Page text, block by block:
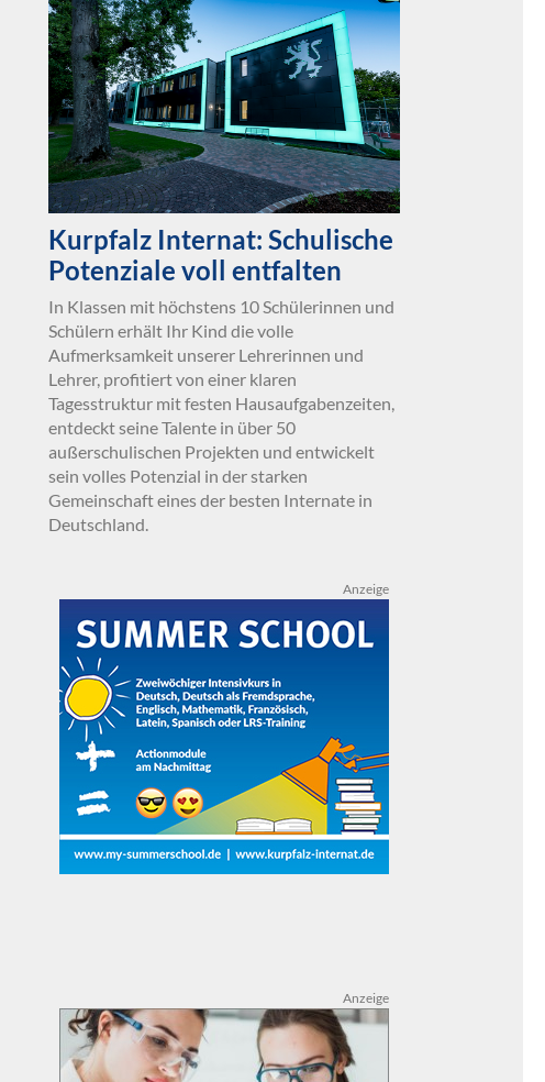
Kurpfalz Internat: Schulische
Potenziale voll entfalten
In Klassen mit höchstens 10 Schülerinnen und
Schülern erhält Ihr Kind die volle
Aufmerksamkeit unserer Lehrerinnen und
Lehrer, profitiert von einer klaren
Tagesstruktur mit festen Hausaufgabenzeiten,
entdeckt seine Talente in über 50
außerschulischen Projekten und entwickelt
sein volles Potenzial in der starken
Gemeinschaft eines der besten Internate in
Deutschland.
Anzeige
Anzeige